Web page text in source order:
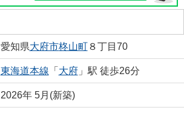
愛知県大府市柊山町８丁目70
東海道本線 「 大府」駅 徒歩26分
2026年 5月(新築)